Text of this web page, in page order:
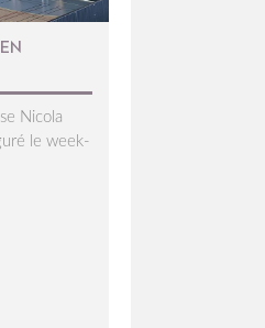
Nicola
le week-